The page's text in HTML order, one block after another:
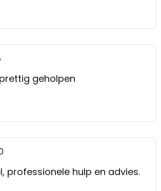
geholpen
professionele hulp en advies.